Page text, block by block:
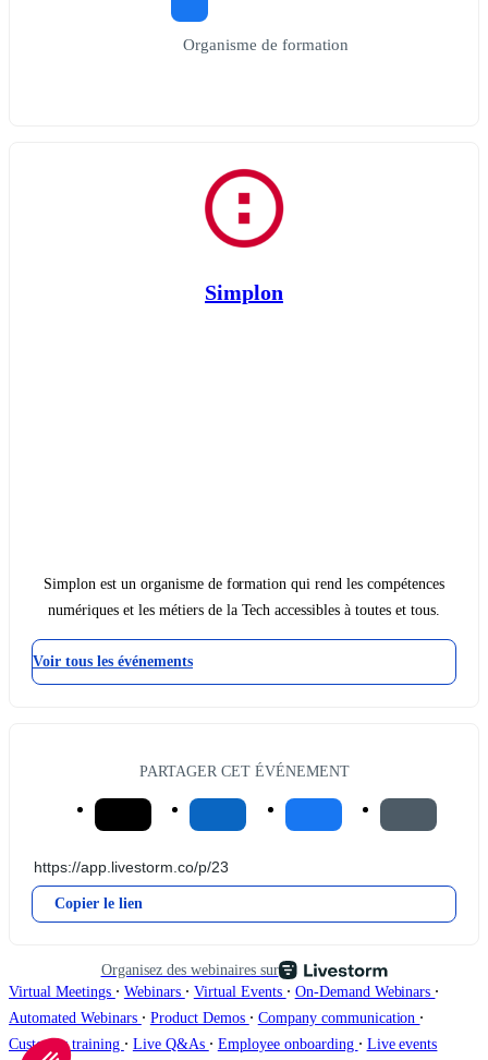
Organisme de formation
Simplon
Simplon est un organisme de formation qui rend les compétences
numériques et les métiers de la Tech accessibles à toutes et tous.
Voir tous les événements
PARTAGER CET ÉVÉNEMENT
Copier le lien
Organisez des webinaires sur
Virtual Meetings ∙ Webinars ∙ Virtual Events ∙ On-Demand Webinars ∙
Automated Webinars ∙ Product Demos ∙ Company communication ∙
Customer training ∙ Live Q&As ∙ Employee onboarding ∙ Live events